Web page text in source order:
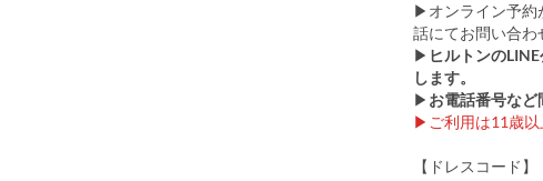
▶オンライン予約
話にてお問い合わ
▶ ヒルトンの
します。
▶ お電話番号など
▶ご利用は11歳以
【ドレスコード】